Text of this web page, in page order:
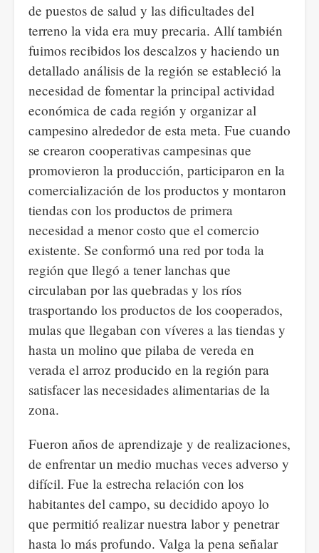
de puestos de salud y las dificultades del
terreno la vida era muy precaria. Allí también
fuimos recibidos los descalzos y haciendo un
detallado análisis de la región se estableció la
necesidad de fomentar la principal actividad
económica de cada región y organizar al
campesino alrededor de esta meta. Fue cuando
se crearon cooperativas campesinas que
promovieron la producción, participaron en la
comercialización de los productos y montaron
tiendas con los productos de primera
necesidad a menor costo que el comercio
existente. Se conformó una red por toda la
región que llegó a tener lanchas que
circulaban por las quebradas y los ríos
trasportando los productos de los cooperados,
mulas que llegaban con víveres a las tiendas y
hasta un molino que pilaba de vereda en
verada el arroz producido en la región para
satisfacer las necesidades alimentarias de la
zona.
Fueron años de aprendizaje y de realizaciones,
de enfrentar un medio muchas veces adverso y
difícil. Fue la estrecha relación con los
habitantes del campo, su decidido apoyo lo
que permitió realizar nuestra labor y penetrar
hasta lo más profundo. Valga la pena señalar